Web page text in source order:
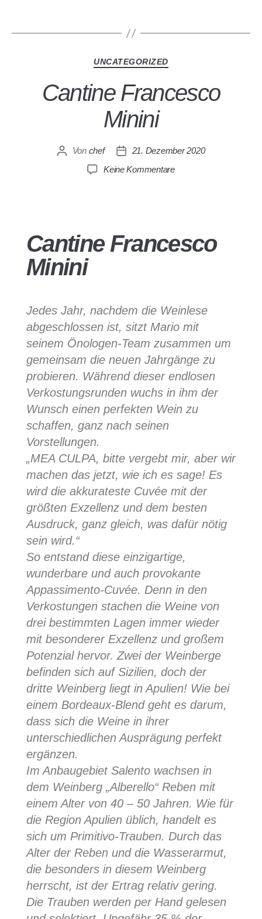
UNCATEGORIZED
Cantine Francesco
Minini
Von chef
21. Dezember 2020
Keine Kommentare
Cantine Francesco
Minini
Jedes Jahr, nachdem die Weinlese
abgeschlossen ist, sitzt Mario mit
seinem Önologen-Team zusammen um
gemeinsam die neuen Jahrgänge zu
probieren. Während dieser endlosen
Verkostungsrunden wuchs in ihm der
Wunsch einen perfekten Wein zu
schaffen, ganz nach seinen
Vorstellungen.
„MEA CULPA, bitte vergebt mir, aber wir
machen das jetzt, wie ich es sage! Es
wird die akkurateste Cuvée mit der
größten Exzellenz und dem besten
Ausdruck, ganz gleich, was dafür nötig
sein wird.“
So entstand diese einzigartige,
wunderbare und auch provokante
Appassimento-Cuvée. Denn in den
Verkostungen stachen die Weine von
drei bestimmten Lagen immer wieder
mit besonderer Exzellenz und großem
Potenzial hervor. Zwei der Weinberge
befinden sich auf Sizilien, doch der
dritte Weinberg liegt in Apulien! Wie bei
einem Bordeaux-Blend geht es darum,
dass sich die Weine in ihrer
unterschiedlichen Ausprägung perfekt
ergänzen.
Im Anbaugebiet Salento wachsen in
dem Weinberg „Alberello“ Reben mit
einem Alter von 40 – 50 Jahren. Wie für
die Region Apulien üblich, handelt es
sich um Primitivo-Trauben. Durch das
Alter der Reben und die Wasserarmut,
die besonders in diesem Weinberg
herrscht, ist der Ertrag relativ gering.
Die Trauben werden per Hand gelesen